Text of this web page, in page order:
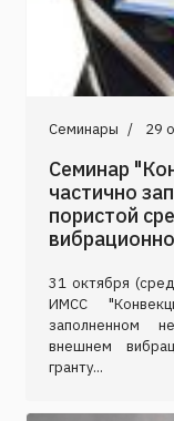
Семинары 29
Семинар
частично
пористой
31 октября
ИМСС
заполненном
внешнем
гранту...